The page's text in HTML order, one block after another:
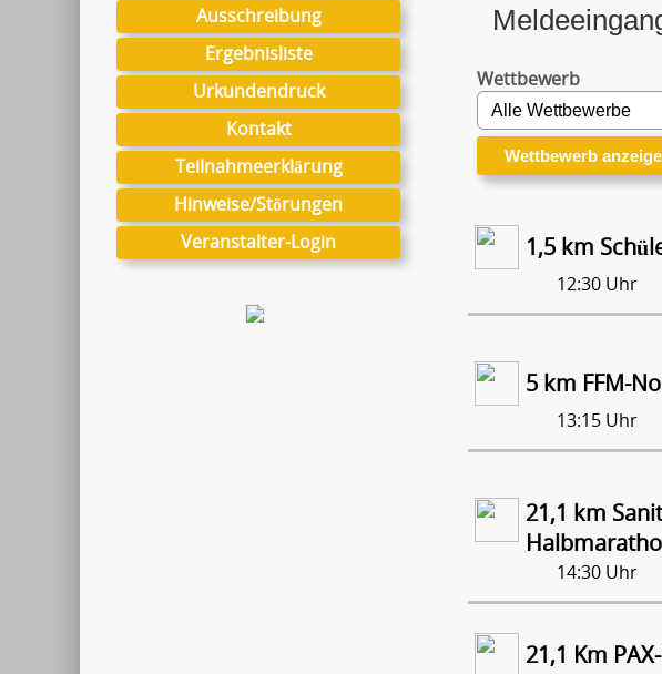
Ausschreibung
Ergebnisliste
Urkundendruck
Kontakt
Teilnahmeerklärung
Hinweise/Störungen
Veranstalter-Login
Wettbewerb
1,5 km
12:30 Uhr
5 km FFM-
13:15 Uhr
21,1 km
14:30 Uhr
21,1 Km